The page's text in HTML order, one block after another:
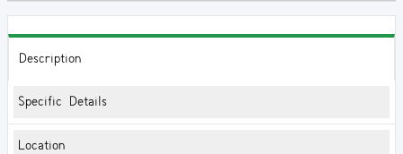
Description
Specific Details
Location